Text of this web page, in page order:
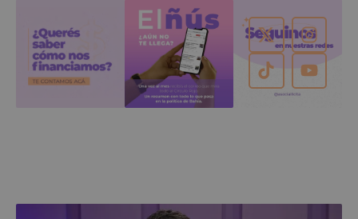
El exsecretario del gobierno de Gay contó cómo fue